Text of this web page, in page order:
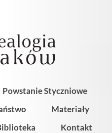
Powstanie Styczniowe
Materiały
Kontakt